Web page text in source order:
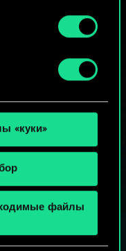
«куки»
файлы
ГВИНТ?
ПК